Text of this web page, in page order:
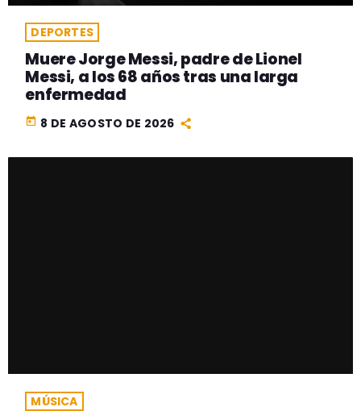
DEPORTES
Muere Jorge Messi, padre de Lionel
Messi, a los 68 años tras una larga
enfermedad
today 8 DE AGOSTO DE 2026
MÚSICA